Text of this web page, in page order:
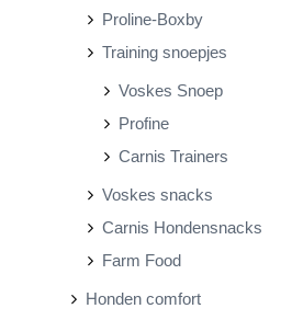
Proline-Boxby
Training snoepjes
Voskes Snoep
Profine
Carnis Trainers
Voskes snacks
Carnis Hondensnacks
Farm Food
Honden comfort